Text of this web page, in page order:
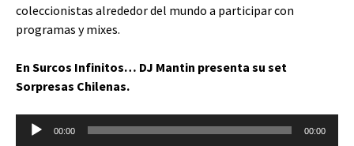
coleccionistas alrededor del mundo a participar con
programas y mixes.
En Surcos Infinitos… DJ Mantin presenta su set
Sorpresas Chilenas.
Reproductor
00:00 00:00